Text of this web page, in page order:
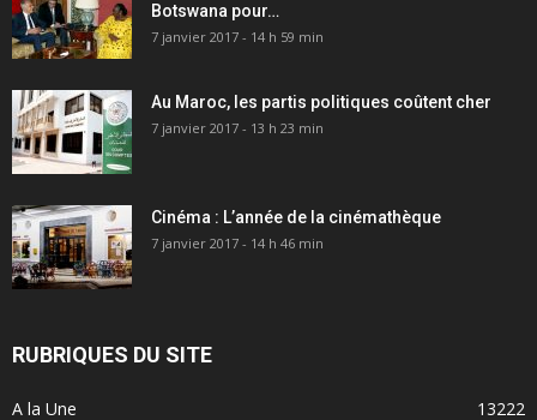
Botswana pour…
7 janvier 2017 - 14 h 59 min
Au Maroc, les partis politiques coûtent cher
7 janvier 2017 - 13 h 23 min
Cinéma : L’année de la cinémathèque
7 janvier 2017 - 14 h 46 min
RUBRIQUES DU SITE
A la Une 13222